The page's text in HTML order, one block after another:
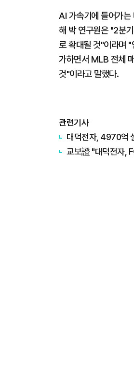
AI 가속기에 들어가
해 박 연구원은 "2분
로 확대될 것"이라며
가하면서 MLB 전체
것"이라고 말했다.
관련기사
대덕전자, 4970억
교보證 "대덕전자,